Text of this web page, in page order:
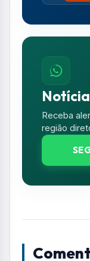
Receba